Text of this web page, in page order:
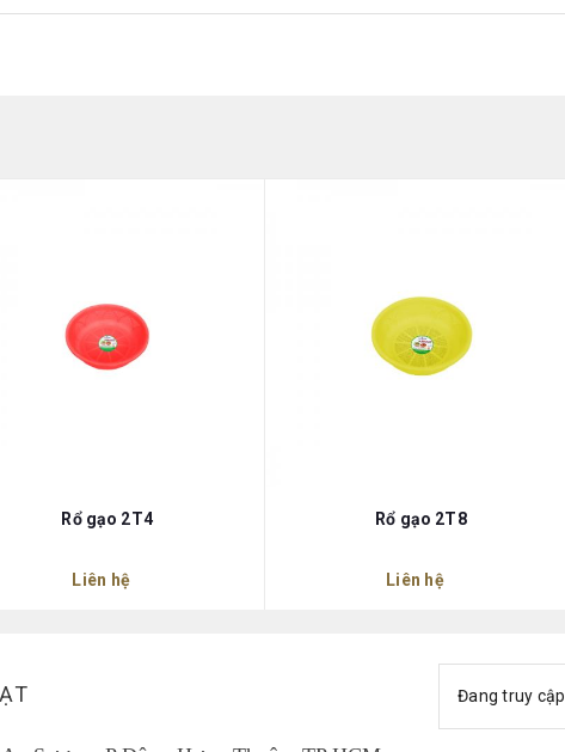
Rổ gạo 2T4
Liên hệ
Rổ gạo 2T8
Liên hệ
Đang truy cập